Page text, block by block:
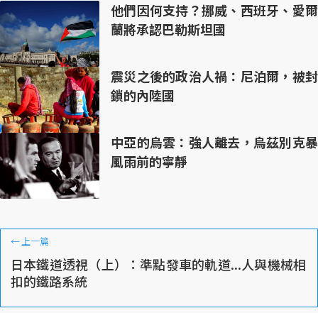
他們因何支持？挪威、西班牙、愛爾
蘭將承認巴勒斯坦國
震災之後的政治人禍：尼泊爾，被封
鎖的內陸國
中亞的烏雲：強人離去，烏茲別克暴
風雨前的寧靜
←上一篇
日本鐵道透視（上）：準點發車的軌道...人與機械相
扣的鐵路系統